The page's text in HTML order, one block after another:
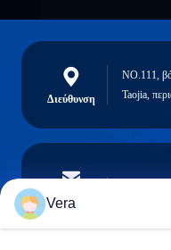
Διεύθυνση
NO.111,
Taojia,
Ηλεκτρονικό
Vera